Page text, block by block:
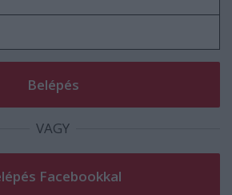
VAGY